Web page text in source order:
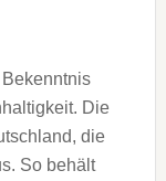
Die
die
So behält